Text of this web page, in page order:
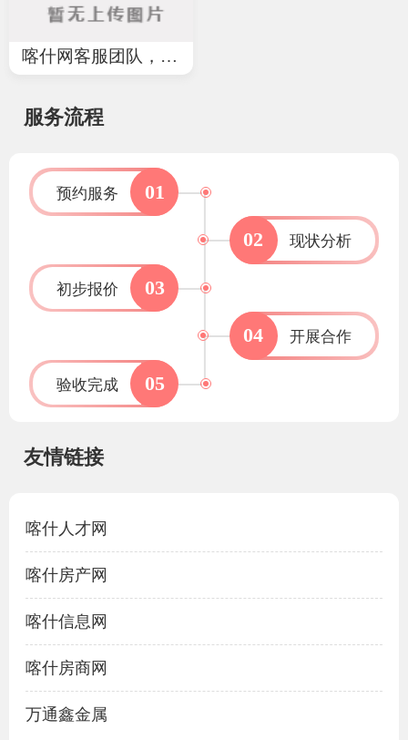
喀什网客服团队，招聘客服小助手，欢迎加入我们
服务流程
预约服务 01
现状分析
02
初步报价 03
开展合作
04
验收完成 05
友情链接
喀什人才网
喀什房产网
喀什信息网
喀什房商网
万通鑫金属